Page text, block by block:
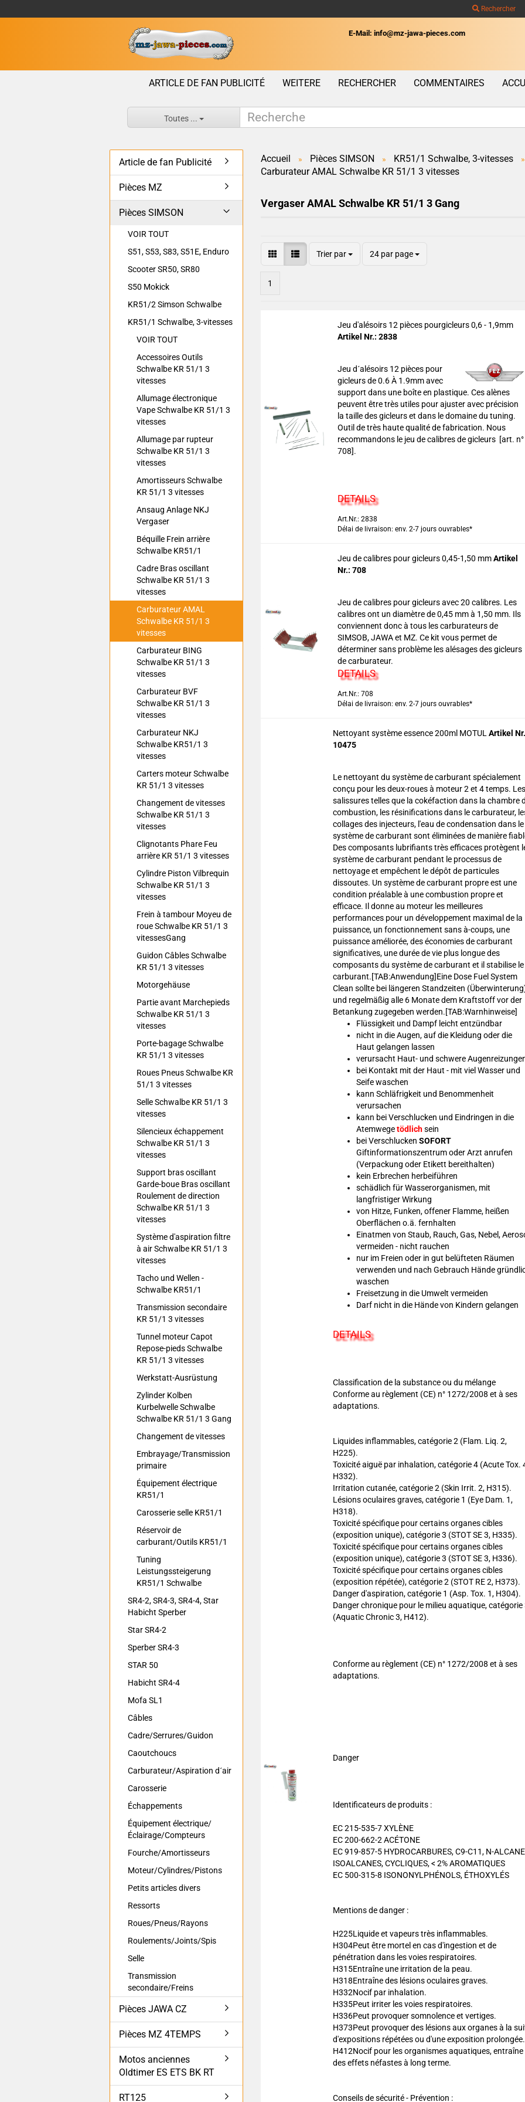
Rechercher
Wohnort
E-Mail: info@mz-jawa-pieces.com
ARTICLE DE FAN PUBLICITÉ RECHERCHER COMMENTAIRES
WEITERE
Toutes ...
Accueil » Pièces SIMSON » KR51/1 Schwalbe, 3-vitesses »
Carburateur AMAL Schwalbe KR 51/1 3 vitesses
Vergaser AMAL Schwalbe KR 51/1 3 Gang
Trier par 24 par page
1
Jeu d'alésoirs 12 pièces pourgicleurs 0,6 - 1,9mm
Artikel Nr.: 2838
Jeu d´alésoirs 12 pièces pour
gicleurs de 0.6 À 1.9mm avec
support dans une boîte en plastique. Ces alènes
peuvent être très utiles pour ajuster avec précision
la taille des gicleurs et dans le domaine du tuning.
Outil de très haute qualité de fabrication. Nous
recommandons le jeu de calibres de gicleurs [art. n°
708].
DETAILS
Art.Nr.: 2838
Délai de livraison: env. 2-7 jours ouvrables*
Jeu de calibres pour gicleurs 0,45-1,50 mmArtikel
Nr.: 708
Jeu de calibres pour gicleurs avec 20 calibres. Les
calibres ont un diamètre de 0,45 mm à 1,50 mm. Ils
conviennent donc à tous les carburateurs de
SIMSOB, JAWA et MZ. Ce kit vous permet de
déterminer sans problème les alésages des gicleurs
de carburateur.
DETAILS
Art.Nr.: 708
Délai de livraison: env. 2-7 jours ouvrables*
Nettoyant système essence 200ml MOTUL Artikel
10475
Le nettoyant du système de carburant spécialement
conçu pour les deux-roues à moteur 2 et 4 temps. Les
salissures telles que la cokéfaction dans la chambre
combustion, les résinifications dans le carburateur,
collages des injecteurs, l'eau de condensation dans le
système de carburant sont éliminées de manière
Des composants lubrifiants très efficaces protègent
système de carburant pendant le processus de
nettoyage et empêchent le dépôt de particules
dissoutes. Un système de carburant propre est une
condition préalable à une combustion propre et
efficace. Il donne au moteur les meilleures
performances pour un développement maximal de la
puissance, un fonctionnement sans à-coups, une
puissance améliorée, des économies de carburant
significatives, une durée de vie plus longue des
composants du système de carburant et il stabilise le
carburant.[TAB:Anwendung]Eine Dose Fuel System
Clean sollte bei längeren Standzeiten
und regelmäßig alle 6 Monate dem Kraftstoff vor der
Betankung zugegeben werden.[TAB:Warnhinweise]
Flüssigkeit und Dampf leicht entzündbar
nicht in die Augen, auf die Kleidung oder die
Haut gelangen lassen
verursacht Haut- und schwere
bei Kontakt mit der Haut - mit viel Wasser und
Seife waschen
kann Schläfrigkeit und Benommenheit
verursachen
kann bei Verschlucken und Eindringen in die
Atemwegetödlichsein
bei Verschlucken SOFORT
Giftinformationszentrum oder Arzt anrufen
(Verpackung oder Etikett bereithalten)
kein Erbrechen herbeiführen
schädlich für Wasserorganismen, mit
langfristiger Wirkung
von Hitze, Funken, offener Flamme, heißen
Oberflächen o.ä. fernhalten
Einatmen von Staub, Rauch, Gas, Nebel,
vermeiden - nicht rauchen
nur im Freien oder in gut belüfteten Räumen
verwenden und nach Gebrauch Hände
waschen
Freisetzung in die Umwelt vermeiden
Darf nicht in die Hände von Kindern gelangen
DETAILS
Classification de la substance ou du mélange
Conforme au règlement (CE) n° 1272/2008 et à ses
adaptations.
Liquides inflammables, catégorie 2 (Flam. Liq. 2,
H225).
Toxicité aiguë par inhalation, catégorie 4 (Acute Tox.
H332).
Irritation cutanée, catégorie 2 (Skin Irrit. 2, H315).
Lésions oculaires graves, catégorie 1 (Eye Dam. 1,
H318).
Toxicité spécifique pour certains organes cibles
(exposition unique), catégorie 3 (STOT SE 3, H335).
Toxicité spécifique pour certains organes cibles
(exposition unique), catégorie 3 (STOT SE 3, H336).
Toxicité spécifique pour certains organes cibles
(exposition répétée), catégorie 2 (STOT RE 2, H373).
Danger d'aspiration, catégorie 1 (Asp. Tox. 1, H304).
Danger chronique pour le milieu aquatique, catégorie
(Aquatic Chronic 3, H412).
Conforme au règlement (CE) n° 1272/2008 et à ses
adaptations.
Danger
Identificateurs de produits :
EC 215-535-7 XYLÈNE
EC 200-662-2 ACÉTONE
EC 919-857-5 HYDROCARBURES, C9-C11, N-
ISOALCANES, CYCLIQUES, < 2% AROMATIQUES
EC 500-315-8 ISONONYLPHÉNOLS, ÉTHOXYLÉS
Mentions de danger :
H225Liquide et vapeurs très inflammables.
H304Peut être mortel en cas d'ingestion et de
pénétration dans les voies respiratoires.
H315Entraîne une irritation de la peau.
H318Entraîne des lésions oculaires graves.
H332Nocif par inhalation.
H335Peut irriter les voies respiratoires.
H336Peut provoquer somnolence et vertiges.
H373Peut provoquer des lésions aux organes à la
d'expositions répétées ou d'une exposition prolongée.
H412Nocif pour les organismes aquatiques, entraîne
des effets néfastes à long terme.
Conseils de sécurité - Prévention :
Article de fan Publicité
Pièces MZ
Pièces SIMSON
VOIR TOUT
S51, S53, S83, S51E, Enduro
Scooter SR50, SR80
S50 Mokick
KR51/2 Simson Schwalbe
KR51/1 Schwalbe, 3-vitesses
VOIR TOUT
Accessoires Outils
Schwalbe KR 51/1 3
vitesses
Allumage électronique
Vape Schwalbe KR 51/1 3
vitesses
Allumage par rupteur
Schwalbe KR 51/1 3
vitesses
Amortisseurs Schwalbe
KR 51/1 3 vitesses
Ansaug Anlage NKJ
Vergaser
Béquille Frein arrière
Schwalbe KR51/1
Cadre Bras oscillant
Schwalbe KR 51/1 3
vitesses
Carburateur AMAL
Schwalbe KR 51/1 3
vitesses
Carburateur BING
Schwalbe KR 51/1 3
vitesses
Carburateur BVF
Schwalbe KR 51/1 3
vitesses
Carburateur NKJ
Schwalbe KR51/1 3
vitesses
Carters moteur Schwalbe
KR 51/1 3 vitesses
Changement de vitesses
Schwalbe KR 51/1 3
vitesses
Clignotants Phare Feu
arrière KR 51/1 3 vitesses
Cylindre Piston Vilbrequin
Schwalbe KR 51/1 3
vitesses
Frein à tambour Moyeu de
roue Schwalbe KR 51/1 3
vitessesGang
Guidon Câbles Schwalbe
KR 51/1 3 vitesses
Motorgehäuse
Partie avant Marchepieds
Schwalbe KR 51/1 3
vitesses
Porte-bagage Schwalbe
KR 51/1 3 vitesses
Roues Pneus Schwalbe KR
51/1 3 vitesses
Selle Schwalbe KR 51/1 3
vitesses
Silencieux échappement
Schwalbe KR 51/1 3
vitesses
Support bras oscillant
Garde-boue Bras oscillant
Roulement de direction
Schwalbe KR 51/1 3
vitesses
Système d'aspiration filtre
à air Schwalbe KR 51/1 3
vitesses
Tacho und Wellen -
Schwalbe KR51/1
Transmission secondaire
KR 51/1 3 vitesses
Tunnel moteur Capot
Repose-pieds Schwalbe
KR 51/1 3 vitesses
Werkstatt-Ausrüstung
Zylinder Kolben
Kurbelwelle Schwalbe
Schwalbe KR 51/1 3 Gang
Changement de vitesses
Embrayage/Transmission
primaire
Équipement électrique
KR51/1
Carosserie selle KR51/1
Réservoir de
carburant/Outils KR51/1
Tuning
Leistungssteigerung
KR51/1 Schwalbe
SR4-2, SR4-3, SR4-4, Star
Habicht Sperber
Star SR4-2
Sperber SR4-3
STAR 50
Habicht SR4-4
Mofa SL1
Câbles
Cadre/Serrures/Guidon
Caoutchoucs
Carburateur/Aspiration d´air
Carosserie
Échappements
Équipement électrique/
Éclairage/Compteurs
Fourche/Amortisseurs
Moteur/Cylindres/Pistons
Petits articles divers
Ressorts
Roues/Pneus/Rayons
Roulements/Joints/Spis
Selle
Transmission
secondaire/Freins
Pièces JAWA CZ
Pièces MZ 4TEMPS
Motos anciennes
Oldtimer ES ETS BK RT
RT125